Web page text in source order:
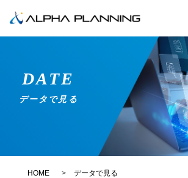
DATE
データで見る
HOME データで見る